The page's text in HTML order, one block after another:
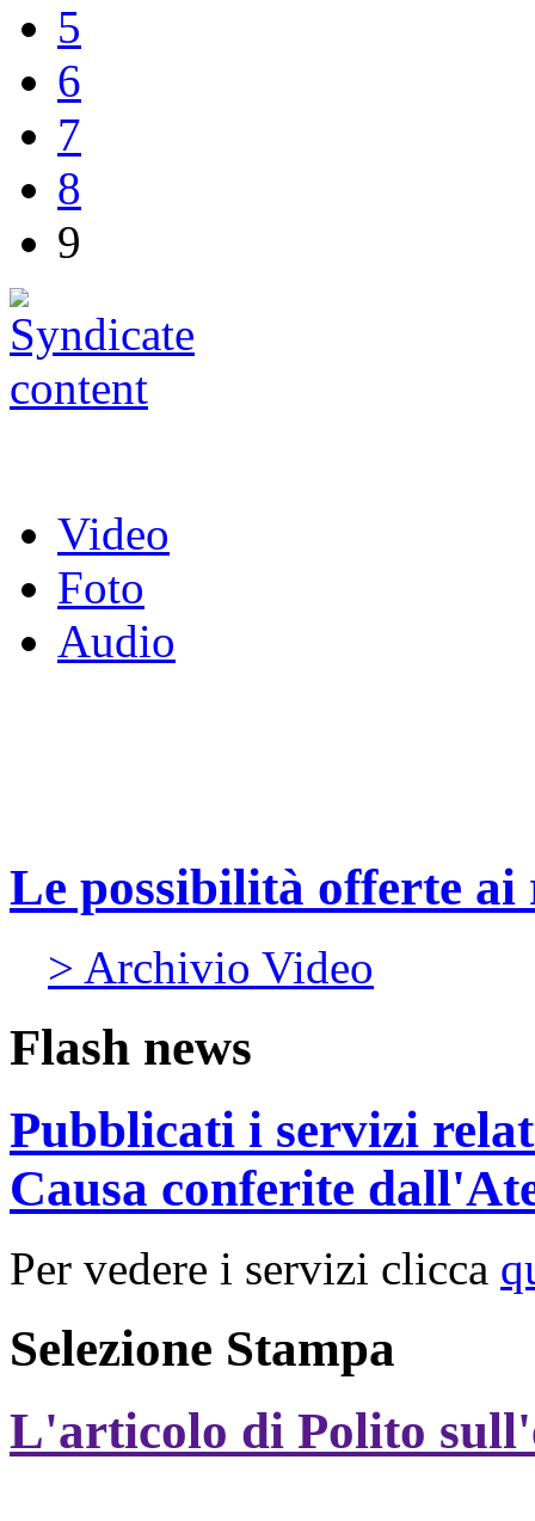
5
6
7
8
9
Video
Foto
Audio
Le possibilità offerte
> Archivio Video
Flash news
Pubblicati i servizi
Causa conferite
Per vedere i servizi clicca
Selezione Stampa
L'articolo di Polito